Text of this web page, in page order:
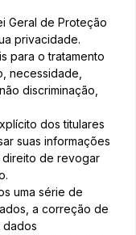
Geral de Proteção
privacidade.
para o tratamento
necessidade,
discriminação,
dos titulares
suas informações
direito de revogar
uma série de
a correção de
dados